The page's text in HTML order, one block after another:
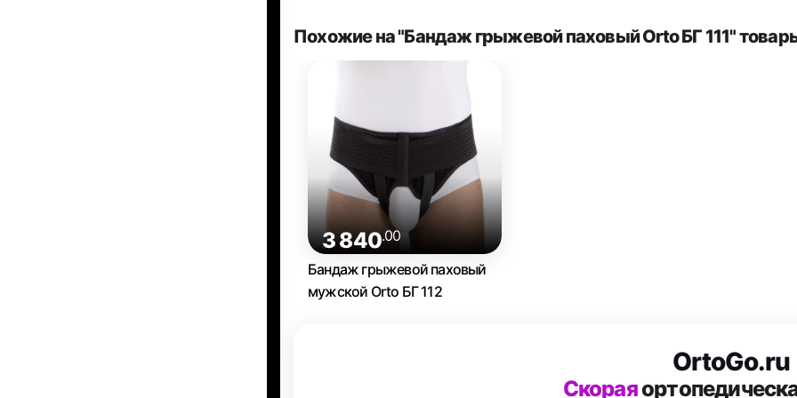
Похожие на "Бандаж грыжевой паховый Orto БГ 111"
3 840.00
Бандаж грыжевой паховый
мужской Orto БГ 112
OrtoGo.ru
Скорая